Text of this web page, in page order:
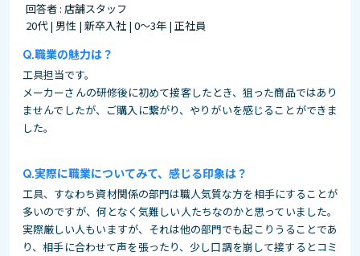
回答者 : 店舗スタッフ
20代 | 男性 | 新卒入社 | 0～3年 | 正社員
職業の魅力は？
工具担当です。
メーカーさんの研修後に初めて接客したとき、狙った商品ではあり
ませんでしたが、ご購入に繋がり、やりがいを感じることができま
した。
実際に職業についてみて、感じる印象は？
工具、すなわち資材関係の部門は職人気質な方を相手にすることが
多いのですが、何となく気難しい人たちなのかと思っていました。
実際厳しい人もいますが、それは他の部門でも起こりうることであ
り、相手に合わせて声を張ったり、少し口調を崩して接するとコミ